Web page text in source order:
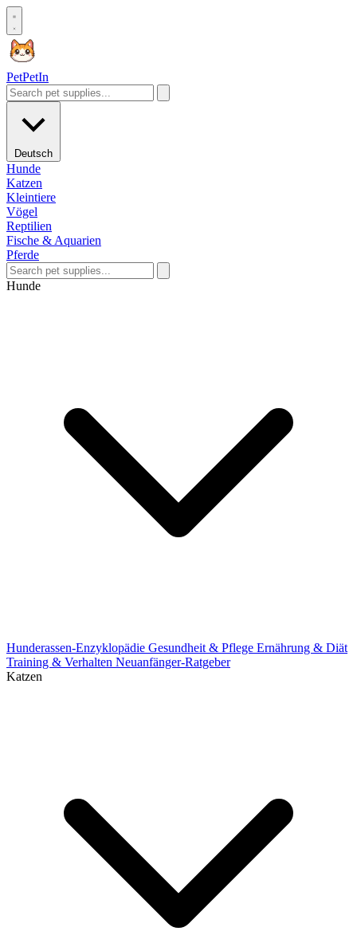
PetPetIn
Deutsch
Hunde
Katzen
Kleintiere
Vögel
Reptilien
Fische & Aquarien
Pferde
Hunde
Hunderassen-Enzyklopädie Gesundheit & Pflege Ernährung & Diät
Training & Verhalten Neuanfänger-Ratgeber
Katzen